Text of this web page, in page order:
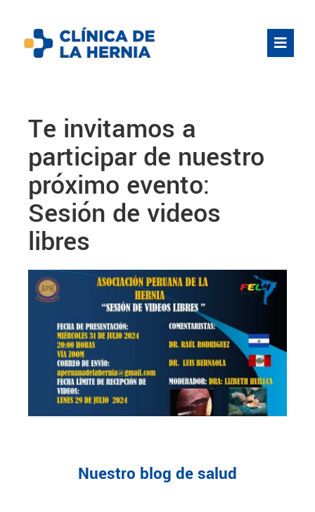
Te invitamos a
participar de nuestro
próximo evento:
Sesión de videos
libres
Nuestro blog de salud